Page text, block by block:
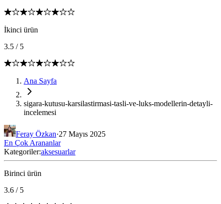
İkinci ürün
3.5 / 5
Ana Sayfa
sigara-kutusu-karsilastirmasi-tasli-ve-luks-modellerin-detayli-
incelemesi
Feray Özkan·27 Mayıs 2025
En Çok Arananlar
Kategoriler:aksesuarlar
Birinci ürün
3.6 / 5